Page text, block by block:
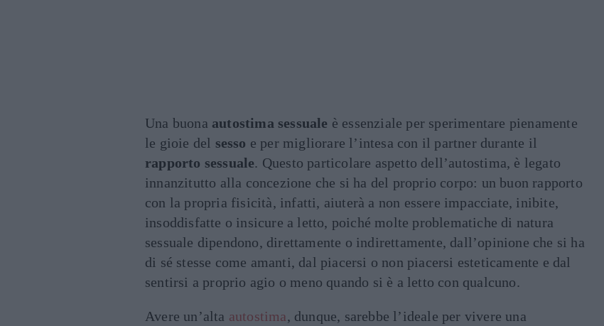
Una buona autostima sessuale è essenziale per sperimentare pienamente
le gioie del sesso e per migliorare l’intesa con il partner durante il
rapporto sessuale. Questo particolare aspetto dell’autostima, è legato
innanzitutto alla concezione che si ha del proprio corpo: un buon rapporto
con la propria fisicità, infatti, aiuterà a non essere impacciate, inibite,
insoddisfatte o insicure a letto, poiché molte problematiche di natura
sessuale dipendono, direttamente o indirettamente, dall’opinione che si ha
di sé stesse come amanti, dal piacersi o non piacersi esteticamente e dal
sentirsi a proprio agio o meno quando si è a letto con qualcuno.
Avere un’alta autostima, dunque, sarebbe l’ideale per vivere una